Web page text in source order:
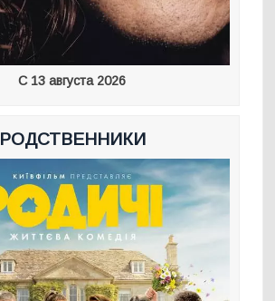
С 13 августа 2026
РОДСТВЕННИКИ